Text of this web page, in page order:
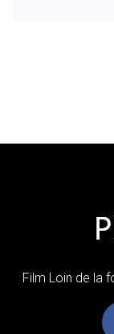
Film Loin de la